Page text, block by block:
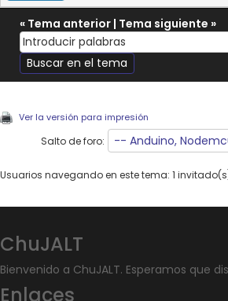
« Tema anterior | Tema siguiente »
Ver la versión para impresión
Salto de foro:
Usuarios navegando en este tema: 1
ChuJALT
Bienvenido a ChuJALT. Esperamos que
Enlaces